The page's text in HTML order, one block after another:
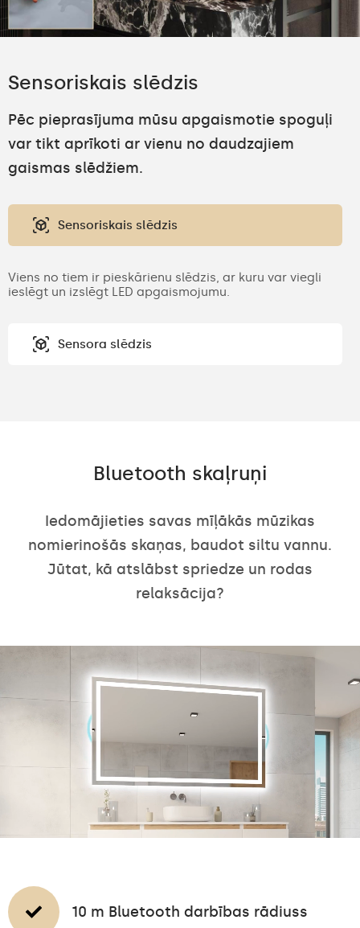
Sensoriskais slēdzis
Pēc pieprasījuma mūsu apgaismotie spoguļi
var tikt aprīkoti ar vienu no daudzajiem
gaismas slēdžiem.
Sensoriskais slēdzis
Viens no tiem ir pieskārienu slēdzis, ar kuru var viegli
ieslēgt un izslēgt LED apgaismojumu.
Sensora slēdzis
Bluetooth skaļruņi
Iedomājieties savas mīļākās mūzikas
nomierinošās skaņas, baudot siltu vannu.
Jūtat, kā atslābst spriedze un rodas
relaksācija?
10 m Bluetooth darbības rādiuss